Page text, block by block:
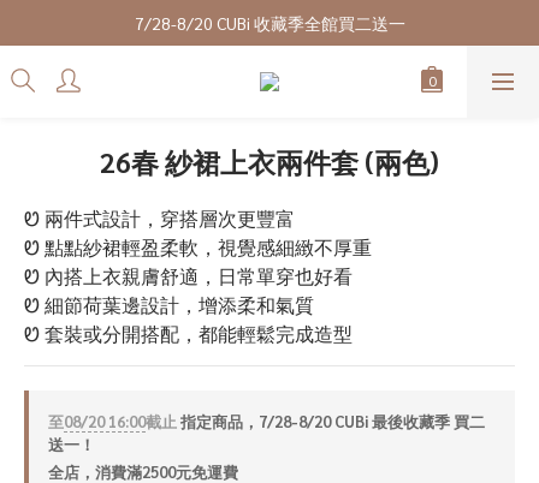
7/28-8/20 CUBi 收藏季全館買二送一
7/28-8/20 CUBi 收藏季全館買二送一
全館$2500【免運】
7/28-8/20 CUBi 收藏季全館買二送一
26春 紗裙上衣兩件套 (兩色)
Ꮼ 兩件式設計，穿搭層次更豐富
Ꮼ 點點紗裙輕盈柔軟，視覺感細緻不厚重
Ꮼ 內搭上衣親膚舒適，日常單穿也好看
Ꮼ 細節荷葉邊設計，增添柔和氣質
Ꮼ 套裝或分開搭配，都能輕鬆完成造型
至08/20 16:00截止 指定商品，7/28-8/20 CUBi 最後收藏季 買二
送一！
全店，消費滿2500元免運費